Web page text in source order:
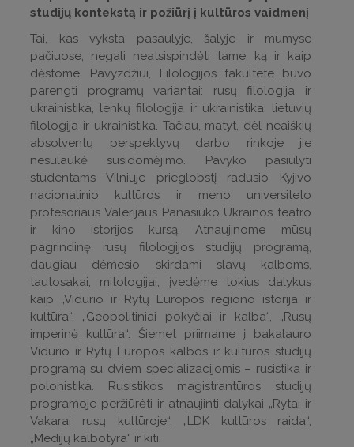
studijų kontekstą ir požiūrį į kultūros vaidmenį
Tai, kas vyksta pasaulyje, šalyje ir mumyse
pačiuose, negali neatsispindėti tame, ką ir kaip
dėstome. Pavyzdžiui, Filologijos fakultete buvo
parengti programų variantai: rusų filologija ir
ukrainistika, lenkų filologija ir ukrainistika, lietuvių
filologija ir ukrainistika. Tačiau, matyt, dėl neaiškių
absolventų perspektyvų darbo rinkoje jie
nesulaukė susidomėjimo. Pavyko pasiūlyti
studentams Vilniuje prieglobstį radusio Kyjivo
nacionalinio kultūros ir meno universiteto
profesoriaus Valerijaus Panasiuko Ukrainos teatro
ir kino istorijos kursą. Atnaujinome mūsų
pagrindinę rusų filologijos studijų programą,
daugiau dėmesio skirdami slavų kalboms,
tautosakai, mitologijai, įvedėme tokius dalykus
kaip „Vidurio ir Rytų Europos regiono istorija ir
kultūra“, „Geopolitiniai pokyčiai ir kalba“, „Rusų
imperinė kultūra“. Šiemet priimame į bakalauro
Vidurio ir Rytų Europos kalbos ir kultūros studijų
programą su dviem specializacijomis – rusistika ir
polonistika. Rusistikos magistrantūros studijų
programoje peržiūrėti ir atnaujinti dalykai „Rytai ir
Vakarai rusų kultūroje“, „LDK kultūros raida“,
„Medijų kalbotyra“ ir kiti.